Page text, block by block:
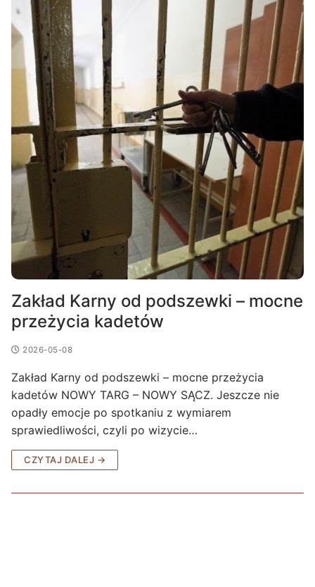
Zakład Karny od podszewki – mocne
przeżycia kadetów
2026-05-08
Zakład Karny od podszewki – mocne przeżycia
kadetów NOWY TARG – NOWY SĄCZ. Jeszcze nie
opadły emocje po spotkaniu z wymiarem
sprawiedliwości, czyli po wizycie…
CZYTAJ DALEJ →